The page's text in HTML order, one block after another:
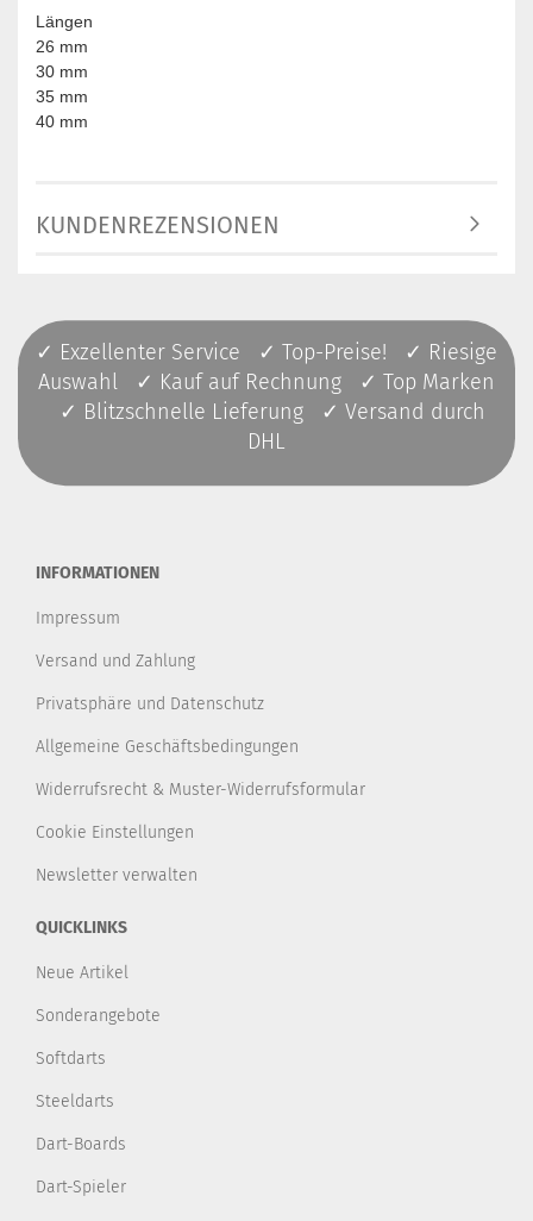
Längen
26 mm
30 mm
35 mm
40 mm
KUNDENREZENSIONEN
✓ Exzellenter Service ✓ Top-Preise! ✓ Riesige
Auswahl ✓ Kauf auf Rechnung ✓ Top Marken
✓ Blitzschnelle Lieferung ✓ Versand durch
DHL
INFORMATIONEN
Impressum
Versand und Zahlung
Privatsphäre und Datenschutz
Allgemeine Geschäftsbedingungen
Widerrufsrecht & Muster-Widerrufsformular
Cookie Einstellungen
Newsletter verwalten
QUICKLINKS
Neue Artikel
Sonderangebote
Softdarts
Steeldarts
Dart-Boards
Dart-Spieler